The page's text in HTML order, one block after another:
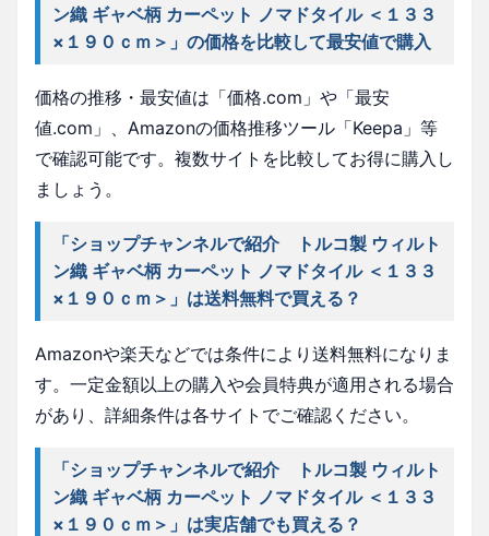
ン織 ギャベ柄 カーペット ノマドタイル ＜１３３
×１９０ｃｍ＞」の価格を比較して最安値で購入
価格の推移・最安値は「価格.com」や「最安
値.com」、Amazonの価格推移ツール「Keepa」等
で確認可能です。複数サイトを比較してお得に購入し
ましょう。
「ショップチャンネルで紹介 トルコ製 ウィルト
ン織 ギャベ柄 カーペット ノマドタイル ＜１３３
×１９０ｃｍ＞」は送料無料で買える？
Amazonや楽天などでは条件により送料無料になりま
す。一定金額以上の購入や会員特典が適用される場合
があり、詳細条件は各サイトでご確認ください。
「ショップチャンネルで紹介 トルコ製 ウィルト
ン織 ギャベ柄 カーペット ノマドタイル ＜１３３
×１９０ｃｍ＞」は実店舗でも買える？